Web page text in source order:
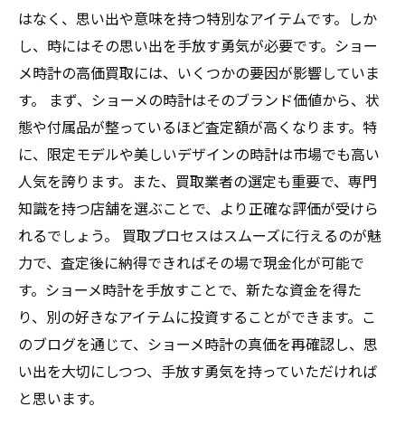
はなく、思い出や意味を持つ特別なアイテムです。しか
し、時にはその思い出を手放す勇気が必要です。ショー
メ時計の高価買取には、いくつかの要因が影響していま
す。 まず、ショーメの時計はそのブランド価値から、状
態や付属品が整っているほど査定額が高くなります。特
に、限定モデルや美しいデザインの時計は市場でも高い
人気を誇ります。また、買取業者の選定も重要で、専門
知識を持つ店舗を選ぶことで、より正確な評価が受けら
れるでしょう。 買取プロセスはスムーズに行えるのが魅
力で、査定後に納得できればその場で現金化が可能で
す。ショーメ時計を手放すことで、新たな資金を得た
り、別の好きなアイテムに投資することができます。こ
のブログを通じて、ショーメ時計の真価を再確認し、思
い出を大切にしつつ、手放す勇気を持っていただければ
と思います。